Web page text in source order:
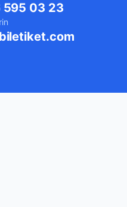
595 03 23